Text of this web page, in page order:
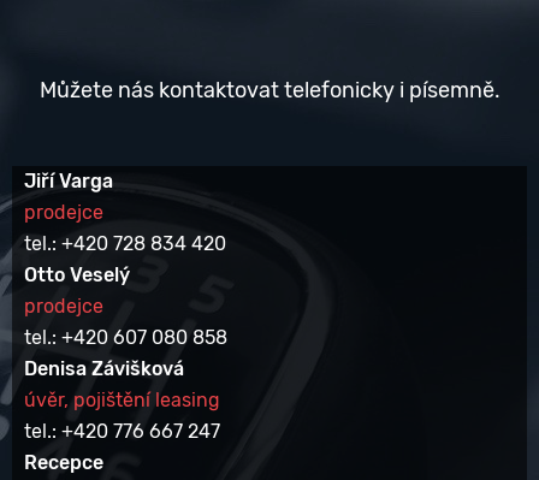
Můžete nás kontaktovat telefonicky i písemně.
Jiří Varga
prodejce
tel.: +420 728 834 420
Otto Veselý
prodejce
tel.: +420 607 080 858
Denisa Závišková
úvěr, pojištění leasing
tel.: +420 776 667 247
Recepce